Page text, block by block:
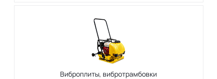
Виброплиты, вибротрамбовки